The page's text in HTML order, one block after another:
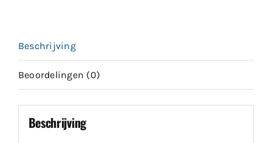
Beschrijving
Beoordelingen (0)
Beschrijving